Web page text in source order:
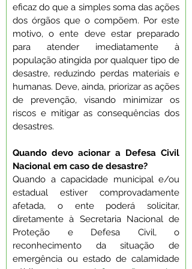
eficaz do que a simples soma das ações
dos órgãos que o compõem. Por este
motivo, o ente deve estar preparado
para atender imediatamente à
população atingida por qualquer tipo de
desastre, reduzindo perdas materiais e
humanas. Deve, ainda, priorizar as ações
de prevenção, visando minimizar os
riscos e mitigar as consequências dos
desastres.
Quando devo acionar a Defesa Civil
Nacional em caso de desastre?
Quando a capacidade municipal e/ou
estadual estiver comprovadamente
afetada, o ente poderá solicitar,
diretamente à Secretaria Nacional de
Proteção e Defesa Civil, o
reconhecimento da situação de
emergência ou estado de calamidade